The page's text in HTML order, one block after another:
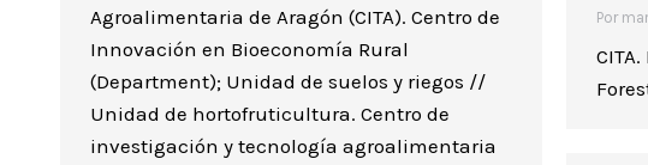
Agroalimentaria de Aragón (CITA). Centro de
Innovación en Bioeconomía Rural
(Department); Unidad de suelos y riegos //
Unidad de hortofruticultura. Centro de
investigación y tecnología agroalimentaria
Por